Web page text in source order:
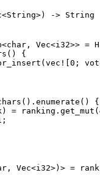
<String>) -> String
<char , Vec<i32>> =
()
{
(vec! [0 ;
(). enumerate ()
{
) = ranking . get_mut (
;
, Vec<i32>) > =